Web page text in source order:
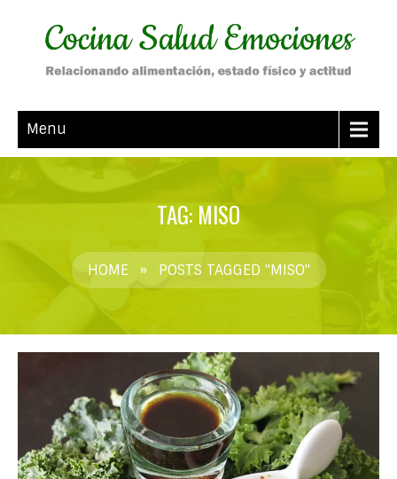
Menu
TAG: MISO
HOME » POSTS TAGGED "MISO"